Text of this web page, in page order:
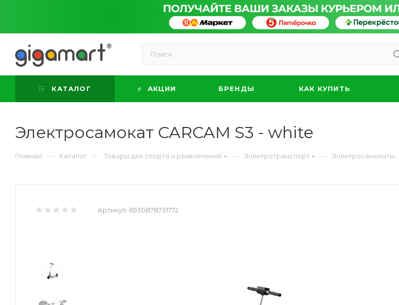
КАТАЛОГ АКЦИИ БРЕНДЫ КАК КУПИТЬ
Электросамокат CARCAM S3 - white
Главная — Каталог — Товары для спорта и развлечений — Электротранспорт — Электросамокаты
Артикул: 6930878731772